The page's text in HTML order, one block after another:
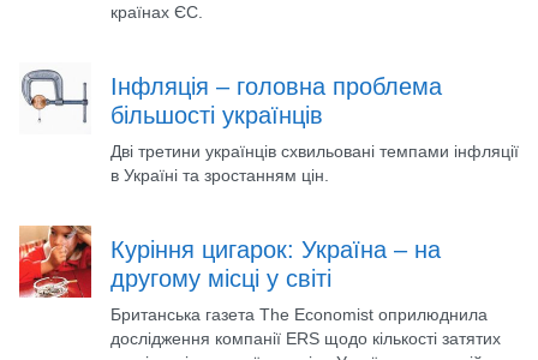
країнах ЄС.
Інфляція – головна проблема
більшості українців
Дві третини українців схвильовані темпами інфляції
в Україні та зростанням цін.
Куріння цигарок: Україна – на
другому місці у світі
Британська газета The Economist оприлюднила
дослідження компанії ERS щодо кількості затятих